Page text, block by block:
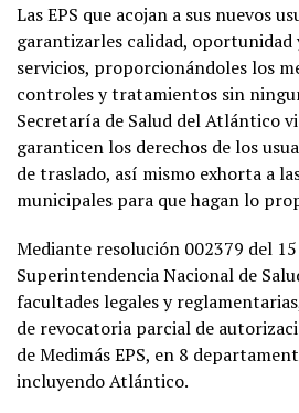
Las EPS que acojan a sus nuevos
garantizarles calidad,
servicios, proporcionándoles los
controles y tratamientos sin
Secretaría de Salud del Atlántico
garanticen los derechos de los
de traslado, así mismo exhorta a
municipales para que hagan lo
Mediante resolución 002379 del
Superintendencia Nacional de
facultades legales y
de revocatoria parcial de
de Medimás EPS, en 8
incluyendo Atlántico.